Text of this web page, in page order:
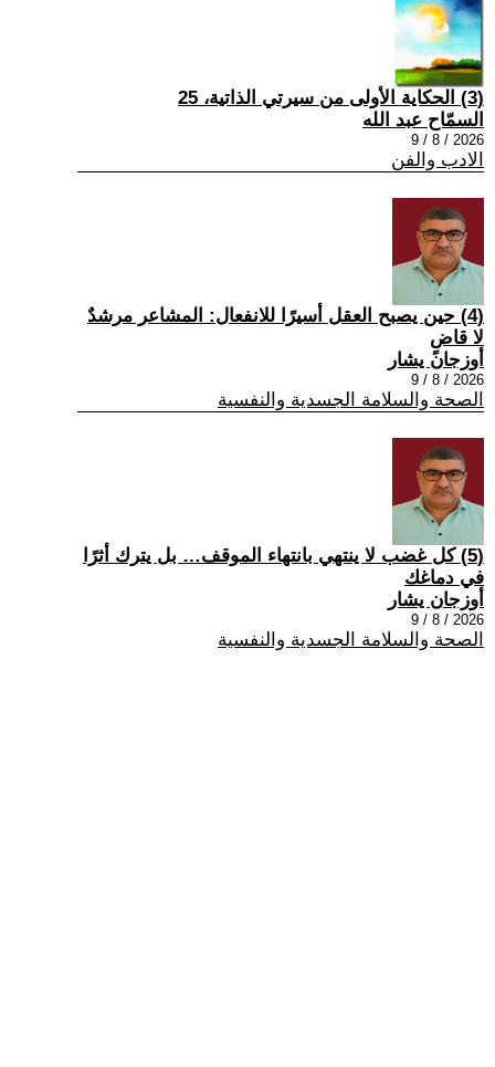
(3) الحكاية الأولى من سيرتي الذاتية، 25
السمّاح عبد الله
2026 / 8 / 9
الادب والفن
(4) حين يصبح العقل أسيرًا للانفعال: المشاعر مرشدٌ
لا قاضٍ
أوزجان يشار
2026 / 8 / 9
الصحة والسلامة الجسدية والنفسية
(5) كل غضب لا ينتهي بانتهاء الموقف… بل يترك أثرًا
في دماغك
أوزجان يشار
2026 / 8 / 9
الصحة والسلامة الجسدية والنفسية